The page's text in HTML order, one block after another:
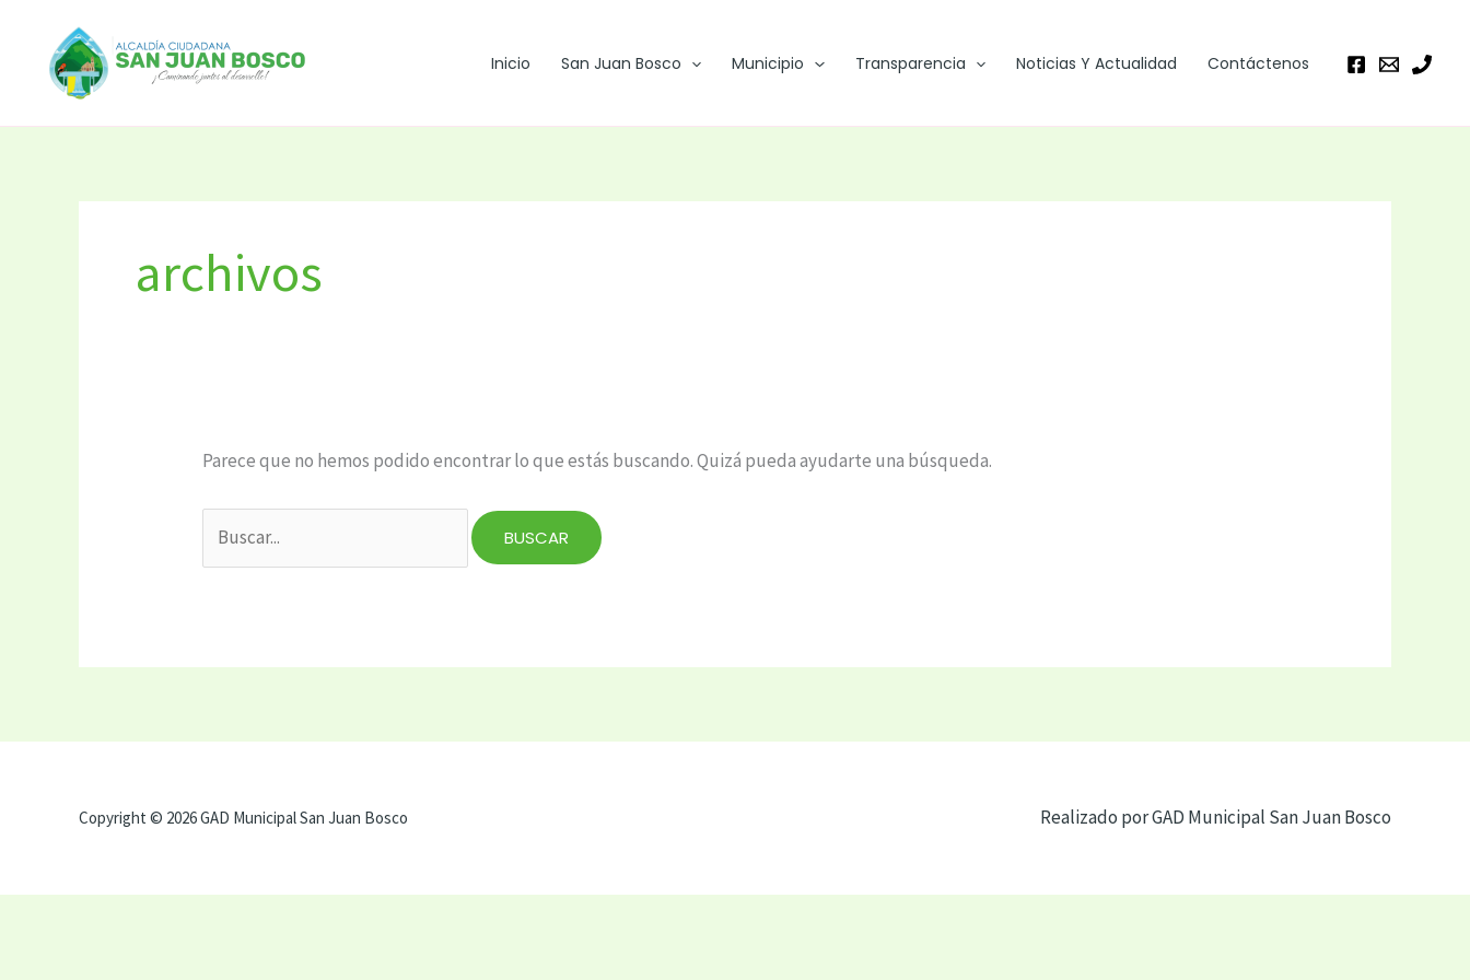
contenido
Inicio San Juan Bosco Municipio Transparencia Noticias Y Actualidad Contáctenos
archivos
Parece que no hemos podido encontrar lo que estás buscando. Quizá pueda ayudarte una búsqueda.
por:
Copyright © 2026 GAD Municipal San Juan Bosco Realizado por GAD Municipal San Juan Bosco